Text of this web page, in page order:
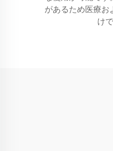
があるため医療お
け